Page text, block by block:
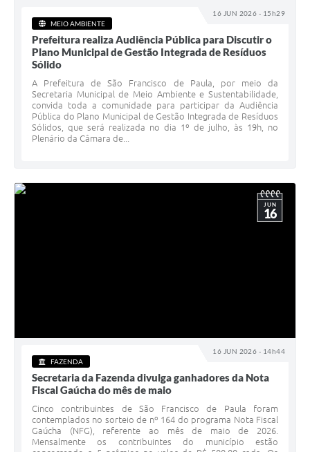
16 JUN 2026 - 15h29
MEIO AMBIENTE
Prefeitura realiza Audiência Pública para Discutir o
Plano Municipal de Gestão Integrada de Resíduos
Sólido
A Prefeitura de São Francisco de Paula, por meio da
Secretaria Municipal de Meio Ambiente e Sustentabilidade,
convida toda a comunidade para participar da Audiência
Pública do Plano Municipal de Gestão Integrada de Resíduos
Sólidos, que será realizada no dia 1º de julho, às 19h, no
Plenário da Câmara de...
16 JUN 2026 - 14h44
JUN
16
FAZENDA
Secretaria da Fazenda divulga ganhadores da Nota
Fiscal Gaúcha do mês de maio
Cinco contribuintes de São Francisco de Paula foram
contemplados no sorteio de nº 164 do programa Nota Fiscal
Gaúcha (NFG), referente ao mês de maio de 2026.
Mensalmente os contribuintes do município estão